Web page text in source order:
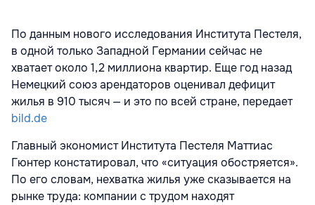
По данным нового исследования Института Пестеля,
в одной только Западной Германии сейчас не
хватает около 1,2 миллиона квартир. Еще год назад
Немецкий союз арендаторов оценивал дефицит
жилья в 910 тысяч — и это по всей стране, передает
bild.de
Главный экономист Института Пестеля Маттиас
Гюнтер констатировал, что «ситуация обостряется».
По его словам, нехватка жилья уже сказывается на
рынке труда: компании с трудом находят